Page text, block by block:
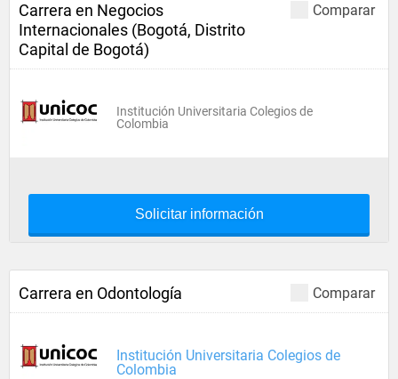
Comparar
Carrera en Negocios
Internacionales (Bogotá, Distrito
Capital de Bogotá)
Institución Universitaria Colegios de
Colombia
Solicitar información
Comparar
Carrera en Odontología
Institución Universitaria Colegios de
Colombia